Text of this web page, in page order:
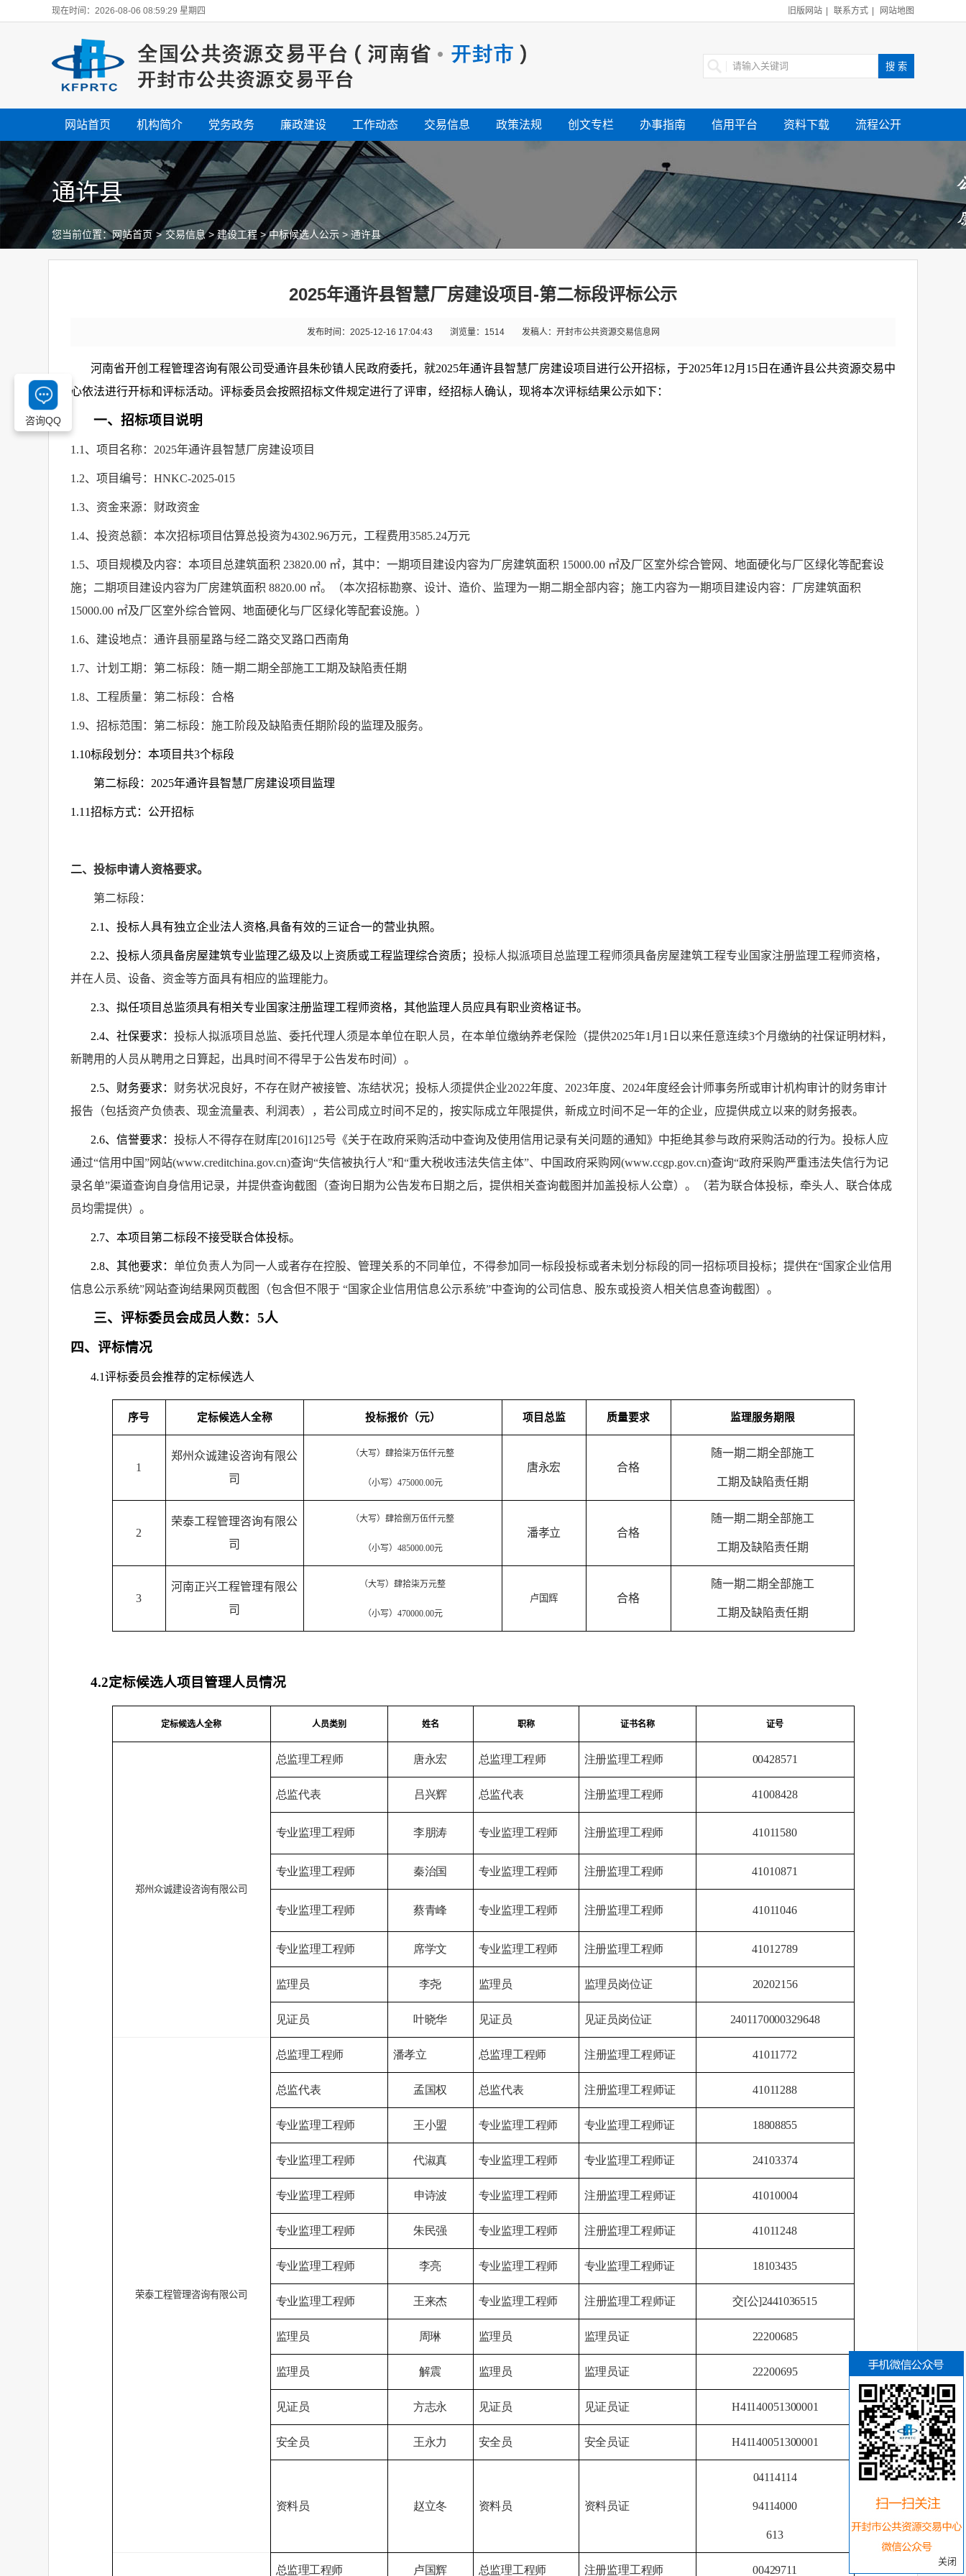
关闭
现在时间：2026-08-06 08:59:30 星期四 旧版网站 联系方式 网站地图
网站首页 机构简介 党务政务 廉政建设 工作动态 交易信息 政策法规 创文专栏 办事指南 信用平台 资料下载 流程公开
通许县
您当前位置：网站首页 > 交易信息>建设工程 >中标候选人公示 > 通许县
2025年通许县智慧厂房建设项目-第二标段评标公示
发布时间：2025-12-16 17:04:43 浏览量： 1514 发稿人：开封市公共资源交易信息网
河南省开创工程管理咨询有限公司受通许县朱砂镇人民政府委托，就2025年通许县智慧厂房建设项目进行公开招标，于2025年12月 15 日在通许县公共资源交易中
心依法进行开标和评标活动。评标委员会按照招标文件规定进行了评审，经招标人确认，现将本次评标结果公示如下：
一、招标项目说明
1.1 、项目名称： 2025年通许县智慧厂房建设项目
1.2、项目编号： HNKC-2025-015
1.3、资金来源：财政资金
1.4、投资总额：本次招标项目估算总投资为4302.96万元，工程费用3585.24万元
1.5、项目规模及内容：本项目总建筑面积 23820.00 ㎡，其中：一期项目建设内容为厂房建筑面积 15000.00 ㎡及厂区室外综合管网、地面硬化与厂区绿化等配套设
施；二期项目建设内容为厂房建筑面积 8820.00 ㎡。（本次招标勘察、设计、造价、监理为一期二期全部内容；施工内容为一期项目建设内容：厂房建筑面积
15000.00 ㎡及厂区室外综合管网、地面硬化与厂区绿化等配套设施。）
1.6、建设地点：通许县丽星路与经二路交叉路口西南角
1.7、计划工期：第二标段：随一期二期全部施工工期及缺陷责任期
1.8、工程质量：第二标段：合格
1.9、招标范围：第二标段：施工阶段及缺陷责任期阶段的监理及服务。
1.10标段划分：本项目共3个标段
第二标段： 2025年通许县智慧厂房建设项目监理
1.11招标方式：公开招标
二、投标申请人资格要求。
第二标段：
2.1 、投标人具有独立企业法人资格,具备有效的三证合一的营业执照。
2.2、投标人须具备房屋建筑专业监理乙级及以上资质或工程监理综合资质； 投标人拟派项目总监理工程师须具备房屋建筑工程专业国家注册监理工程师资格，
并在人员、设备、资金等方面具有相应的监理能力。
2.3、拟任项目总监须具有相关专业国家注册监理工程师资格，其他监理人员应具有职业资格证书。
2.4、社保要求： 投标人拟派项目总监、委托代理人须是本单位在职人员，在本单位缴纳养老保险（提供2025年1 月 1 日以来任意连续3个月缴纳的社保证明材料，
新聘用的人员从聘用之日算起，出具时间不得早于公告发布时间）。
2.5、财务要求： 财务状况良好，不存在财产被接管、冻结状况；投标人须提供企业2022年度、 2023年度、 2024年度经会计师事务所或审计机构审计的财务审计
报告（包括资产负债表、现金流量表、利润表），若公司成立时间不足的，按实际成立年限提供，新成立时间不足一年的企业，应提供成立以来的财务报表。
2.6、信誉要求： 投标人不得存在财库[2016]125号《关于在政府采购活动中查询及使用信用记录有关问题的通知》中拒绝其参与政府采购活动的行为。投标人应
通过“信用中国”网站(www.creditchina.gov.cn)查询“失信被执行人”和“重大税收违法失信主体”、中国政府采购网(www.ccgp.gov.cn)查询“政府采购严重违法失信行为记
录名单”渠道查询自身信用记录，并提供查询截图（查询日期为公告发布日期之后，提供相关查询截图并加盖投标人公章）。（若为联合体投标，牵头人、联合体成
员均需提供）。
2.7、本项目第二标段不接受联合体投标。
2.8、其他要求： 单位负责人为同一人或者存在控股、管理关系的不同单位，不得参加同一标段投标或者未划分标段的同一招标项目投标；提供在“国家企业信用
信息公示系统”网站查询结果网页截图（包含但不限于 “国家企业信用信息公示系统”中查询的公司信息、股东或投资人相关信息查询截图）。
三、评标委员会成员人数：5人
四、评标情况
4.1评标委员会推荐的定标候选人
序号 定标候选人全称 投标报价（元） 项目总监 质量要求 监理服务期限
1
郑州众诚建设咨询有限公
司
（大写）肆拾柒万伍仟元整
（小写） 475000.00元
唐永宏 合格
随一期二期全部施工
工期及缺陷责任期
2
荣泰工程管理咨询有限公
司
（大写）肆拾捌万伍仟元整
（小写） 485000.00元
潘孝立 合格
随一期二期全部施工
工期及缺陷责任期
3
河南正兴工程管理有限公
司
（大写）肆拾柒万元整
（小写） 470000.00元
卢国辉 合格
随一期二期全部施工
工期及缺陷责任期
4.2定标候选人项目管理人员情况
定标候选人全称 人员类别 姓名 职称 证书名称 证号
郑州众诚建设咨询有限公司
总监理工程师 唐永宏 总监理工程师 注册监理工程师 00428571
总监代表 吕兴辉 总监代表 注册监理工程师 41008428
专业监理工程师 李朋涛 专业监理工程师 注册监理工程师 41011580
专业监理工程师 秦治国 专业监理工程师 注册监理工程师 41010871
专业监理工程师 蔡青峰 专业监理工程师 注册监理工程师 41011046
专业监理工程师 席学文 专业监理工程师 注册监理工程师 41012789
监理员 李尧 监理员 监理员岗位证 20202156
见证员 叶晓华 见证员 见证员岗位证 2401170000329648
荣泰工程管理咨询有限公司
总监理工程师 潘孝立 总监理工程师 注册监理工程师证 41011772
总监代表 孟国权 总监代表 注册监理工程师证 41011288
专业监理工程师 王小盟 专业监理工程师 专业监理工程师证 18808855
专业监理工程师 代淑真 专业监理工程师 专业监理工程师证 24103374
专业监理工程师 申诗波 专业监理工程师 注册监理工程师证 41010004
专业监理工程师 朱民强 专业监理工程师 注册监理工程师证 41011248
专业监理工程师 李亮 专业监理工程师 专业监理工程师证 18103435
专业监理工程师 王来杰 专业监理工程师 注册监理工程师证 交[公]2441036515
监理员 周琳 监理员 监理员证 22200685
监理员 解震 监理员 监理员证 22200695
见证员 方志永 见证员 见证员证 H41140051300001
安全员 王永力 安全员 安全员证 H41140051300001
资料员 赵立冬 资料员 资料员证
04114114
94114000
613
总监理工程师 卢国辉 总监理工程师 注册监理工程师 00429711
咨询QQ